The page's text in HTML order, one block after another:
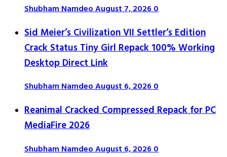
Shubham NamdeoAugust 7, 20260
Sid Meier’s Civilization VII Settler’s Edition
Crack Status Tiny Girl Repack 100% Working
Desktop Direct Link
Shubham NamdeoAugust 6, 20260
Reanimal Cracked Compressed Repack for PC
MediaFire 2026
Shubham NamdeoAugust 6, 20260